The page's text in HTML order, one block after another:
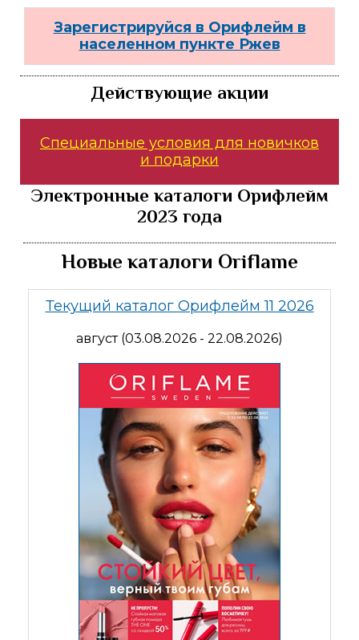
Зарегистрируйся в Орифлейм в
населенном пункте Ржев
Действующие акции
Специальные условия для новичков
и подарки
Электронные каталоги Орифлейм
2023 года
Новые каталоги Oriflame
Текущий каталог Орифлейм 11 2026
август (03.08.2026 - 22.08.2026)